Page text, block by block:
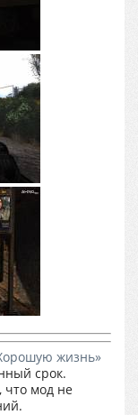
жизнь»
срок.
что мод не